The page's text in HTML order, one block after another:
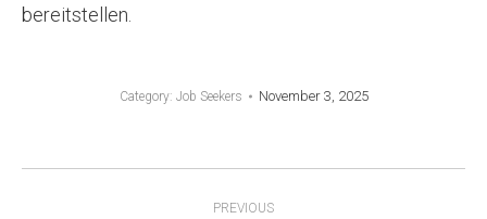
bereitstellen.
Category: Job Seekers November 3, 2025
PREVIOUS